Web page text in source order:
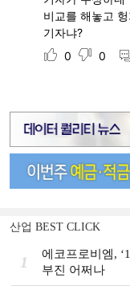
산업 BEST CLICK
1
에코프로비엠,
부진 어쩌나